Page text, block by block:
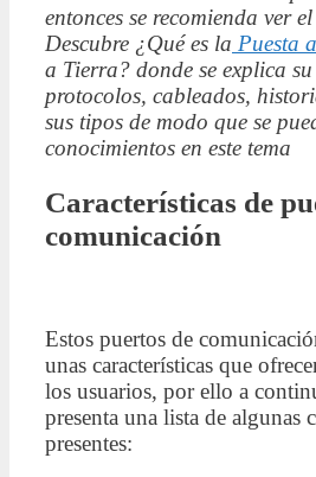
entonces se recomienda ver
Descubre ¿Qué es la Puesta
a Tierra? donde se explica
protocolos, cableados,
sus tipos de modo que se
conocimientos en este tema
Características de
comunicación
Estos puertos de
unas características que
los usuarios, por ello a
presenta una lista de algunas
presentes: